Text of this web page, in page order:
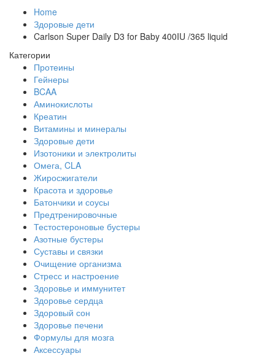
Home
Здоровые дети
Carlson Super Daily D3 for Baby 400IU /365 liquid
Категории
Протеины
Гейнеры
BCAA
Аминокислоты
Креатин
Витамины и минералы
Здоровые дети
Изотоники и электролиты
Омега, CLA
Жиросжигатели
Красота и здоровье
Батончики и соусы
Предтренировочные
Тестостероновые бустеры
Азотные бустеры
Суставы и связки
Очищение организма
Стресс и настроение
Здоровье и иммунитет
Здоровье сердца
Здоровый сон
Здоровье печени
Формулы для мозга
Аксессуары